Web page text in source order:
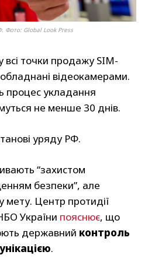
Фото: Global Look Press
всі точки продажу SIM-
обладнані відеокамерами.
процес укладання
не менше 30 днів.
уряду РФ.
“захистом
безпеки”, але
мету. Центр протидії
України пояснює, що
державний контроль
.